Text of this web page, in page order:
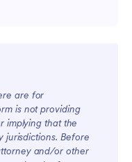
are for
is not providing
implying that the
jurisdictions. Before
and/or other